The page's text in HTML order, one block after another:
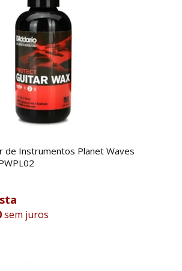
de Instrumentos Planet Waves
sem juros